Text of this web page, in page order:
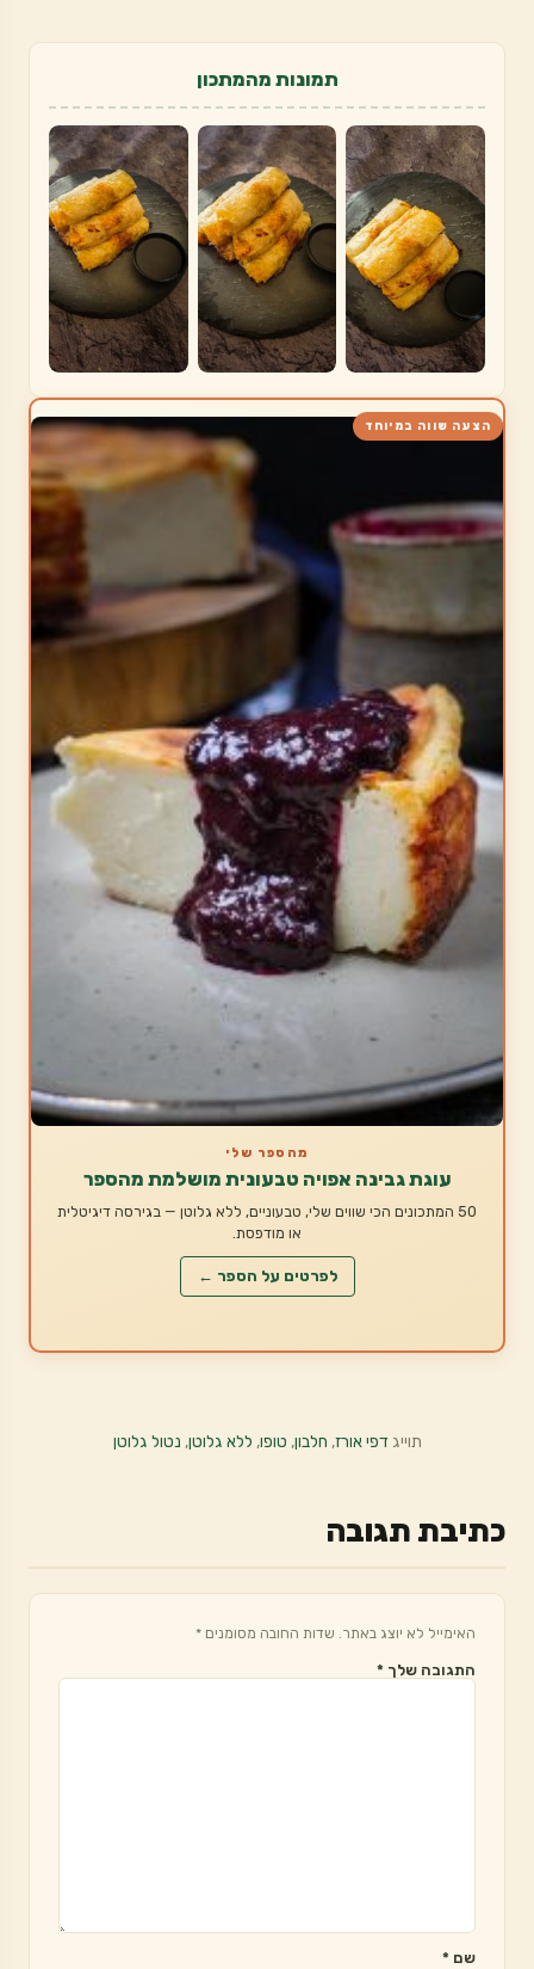
תמונות מהמתכון
הצעה שווה במיוחד
מהספר שלי
עוגת גבינה אפויה טבעונית מושלמת מהספר
50 המתכונים הכי שווים שלי, טבעוניים, ללא גלוטן — בגירסה דיגיטלית
או מודפסת.
לפרטים על הספר ←
תוייגדפי אורז, חלבון, טופו, ללא גלוטן, נטול גלוטן
כתיבת תגובה
האימייל לא יוצג באתר. שדות החובה מסומנים *
התגובה שלך *
שם *